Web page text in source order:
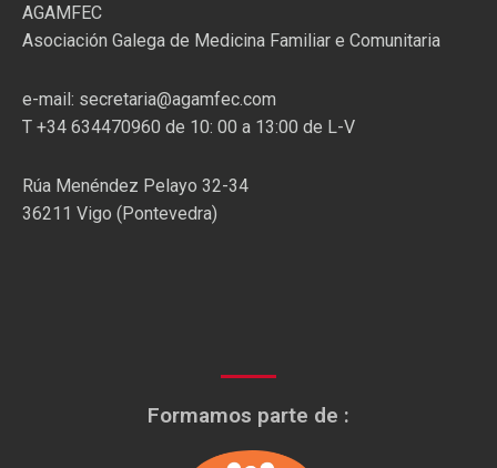
AGAMFEC
Asociación Galega de Medicina Familiar e Comunitaria
e-mail: secretaria@agamfec.com
T +34 634470960 de 10: 00 a 13:00 de L-V
Rúa Menéndez Pelayo 32-34
36211 Vigo (Pontevedra)
Formamos parte de :